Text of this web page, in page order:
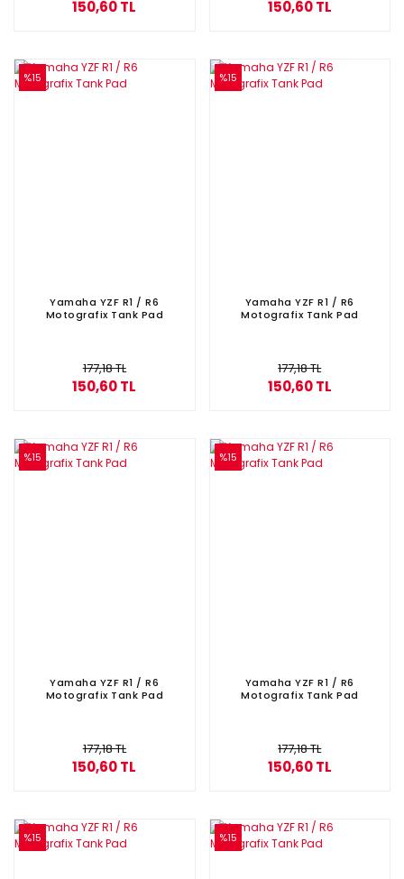
150,60 TL 150,60 TL
%15
Yamaha YZF R1 / R6
Motografix Tank Pad
177,18 TL
150,60 TL
%15
Yamaha YZF R1 / R6
Motografix Tank Pad
177,18 TL
150,60 TL
%15
Yamaha YZF R1 / R6
Motografix Tank Pad
177,18 TL
150,60 TL
%15
Yamaha YZF R1 / R6
Motografix Tank Pad
177,18 TL
150,60 TL
%15 %15